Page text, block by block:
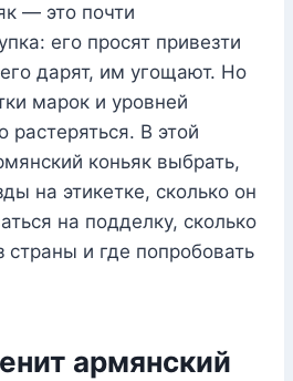
— это почти
его просят привезти
дарят, им угощают. Но
марок и уровней
растеряться. В этой
коньяк выбрать,
на этикетке, сколько он
на подделку, сколько
и где попробовать
армянский